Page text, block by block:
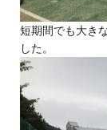
短期間でも大き
した。